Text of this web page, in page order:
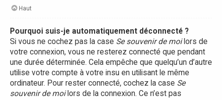
Haut
Pourquoi suis-je automatiquement déconnecté ?
Si vous ne cochez pas la case Se souvenir de moilors de
votre connexion, vous ne resterez connecté que pendant
une durée déterminée. Cela empêche que quelqu’un d’autre
utilise votre compte à votre insu en utilisant le même
ordinateur. Pour rester connecté, cochez la case Se
souvenir de moilors de la connexion. Ce n’est pas